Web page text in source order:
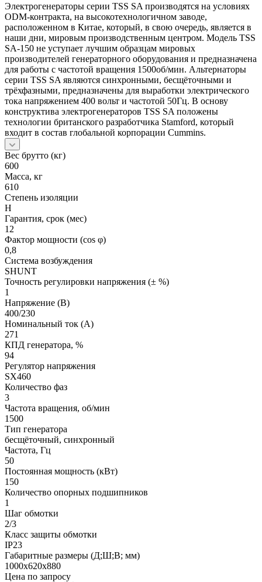
Электрогенераторы серии TSS SA производятся на условиях
ODM-контракта, на высокотехнологичном заводе,
расположенном в Китае, который, в свою очередь, является в
наши дни, мировым производственным центром. Модель TSS
SA-150 не уступает лучшим образцам мировых
производителей генераторного оборудования и предназначена
для работы с частотой вращения 1500об/мин. Альтернаторы
серии TSS SA являются синхронными, бесщёточными и
трёхфазными, предназначены для выработки электрического
тока напряжением 400 вольт и частотой 50Гц. В основу
конструктива электрогенераторов TSS SA положены
технологии британского разработчика Stamford, который
входит в состав глобальной корпорации Cummins.
Вес брутто (кг)
600
Масса, кг
610
Степень изоляции
H
Гарантия, срок (мес)
12
Фактор мощности (cos φ)
0,8
Система возбуждения
SHUNT
Точность регулировки напряжения (± %)
1
Напряжение (В)
400/230
Номинальный ток (А)
271
КПД генератора, %
94
Регулятор напряжения
SX460
Количество фаз
3
Частота вращения, об/мин
1500
Тип генератора
бесщёточный, синхронный
Частота, Гц
50
Постоянная мощность (кВт)
150
Количество опорных подшипников
1
Шаг обмотки
2/3
Класс защиты обмотки
IP23
Габаритные размеры (Д;Ш;В; мм)
1000х620х880
Цена по запросу